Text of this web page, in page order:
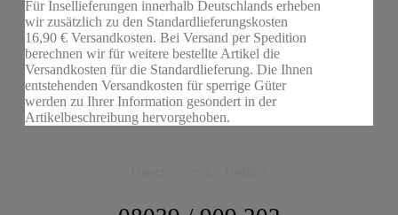
Für Insellieferungen innerhalb Deutschlands erheben
wir zusätzlich zu den Standardlieferungskosten
16,90 € Versandkosten. Bei Versand per Spedition
berechnen wir für weitere bestellte Artikel die
Versandkosten für die Standardlieferung. Die Ihnen
entstehenden Versandkosten für sperrige Güter
werden zu Ihrer Information gesondert in der
Artikelbeschreibung hervorgehoben.